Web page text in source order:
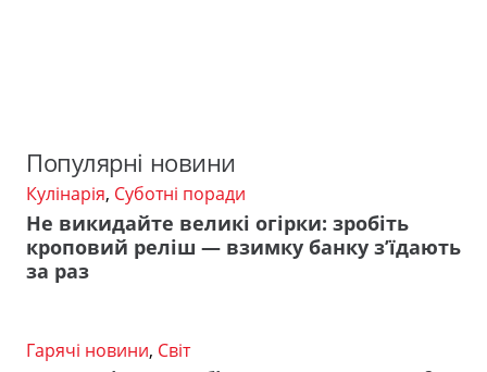
Популярні новини
Кулінарія, Суботні поради
Не викидайте великі огірки: зробіть
кроповий реліш — взимку банку з’їдають
за раз
Гарячі новини, Світ